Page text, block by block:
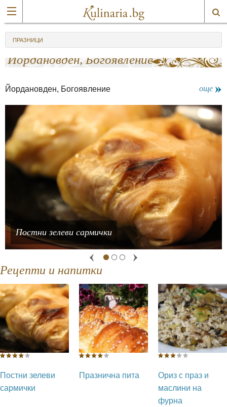
ПРАЗНИЦИ
Йордановден, Богоявление
Йордановден, Богоявление още
Постни зелеви сармички
Празнична пита
Рецепти и напитки
Постни зелеви
сармички
Празнична пита
Ориз с праз и
маслини на
фурна